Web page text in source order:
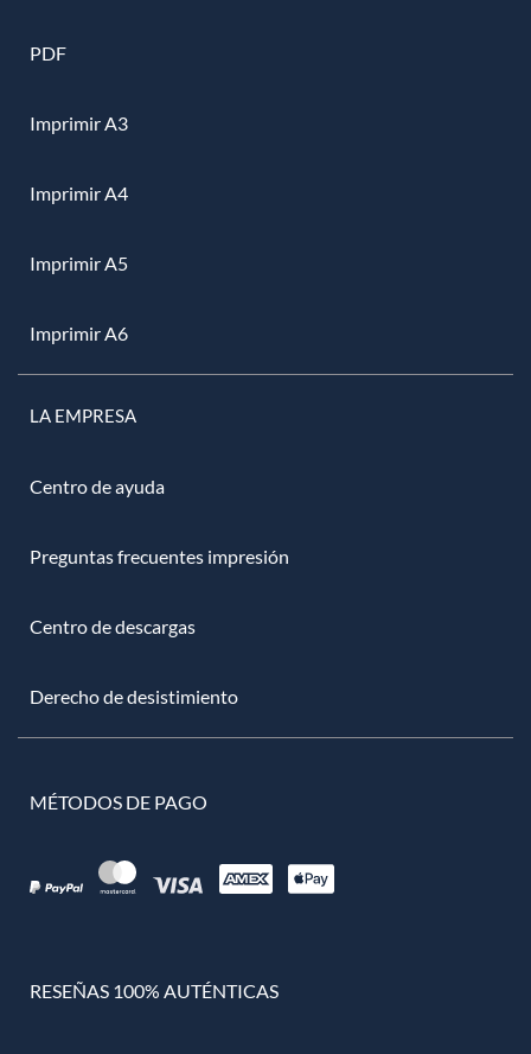
PDF
Imprimir A3
Imprimir A4
Imprimir A5
Imprimir A6
LA EMPRESA
Centro de ayuda
Preguntas frecuentes impresión
Centro de descargas
Derecho de desistimiento
MÉTODOS DE PAGO
RESEÑAS 100% AUTÉNTICAS